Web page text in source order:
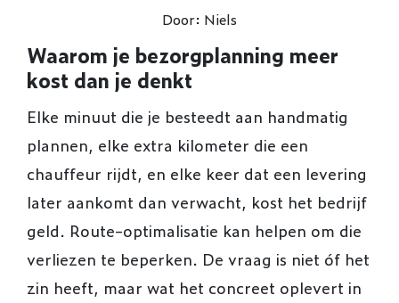
Door: Niels
Waarom je bezorgplanning meer
kost dan je denkt
Elke minuut die je besteedt aan handmatig
plannen, elke extra kilometer die een
chauffeur rijdt, en elke keer dat een levering
later aankomt dan verwacht, kost het bedrijf
geld. Route-optimalisatie kan helpen om die
verliezen te beperken. De vraag is niet óf het
zin heeft, maar wat het concreet oplevert in